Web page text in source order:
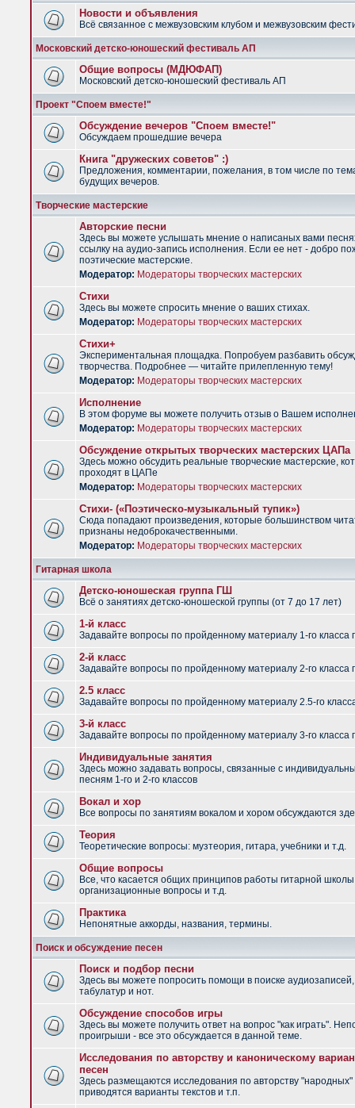
Новости и объявления
Всё связанное с межвузовским клубом и межвузовским
Московский детско-юношеский фестиваль АП
Общие вопросы (МДЮФАП)
Московский детско-юношеский фестиваль АП
Проект "Споем вместе!"
Обсуждение вечеров "Споем вместе!"
Обсуждаем прошедшие вечера
Книга "дружеских советов" :)
Предложения, комментарии, пожелания, в том числе по
будущих вечеров.
Творческие мастерские
Авторские песни
Здесь вы можете услышать мнение о написаных вами
ссылку на аудио-запись исполнения. Если ее нет - добро
поэтические мастерские.
Модератор: Модераторы творческих мастерских
Стихи
Здесь вы можете спросить мнение о ваших стихах.
Модератор: Модераторы творческих мастерских
Стихи+
Экспериментальная площадка. Попробуем разбавить
творчества. Подробнее — читайте прилепленную тему!
Модератор: Модераторы творческих мастерских
Исполнение
В этом форуме вы можете получить отзыв о Вашем
Модератор: Модераторы творческих мастерских
Обсуждение открытых творческих мастерских ЦАПа
Здесь можно обсудить реальные творческие мастерские,
проходят в ЦАПе
Модератор: Модераторы творческих мастерских
Стихи- («Поэтическо-музыкальный тупик»)
Сюда попадают произведения, которые большинством
признаны недоброкачественными.
Модератор: Модераторы творческих мастерских
Гитарная школа
Детско-юношеская группа ГШ
Всё о занятиях детско-юношеской группы (от 7 до 17 лет)
1-й класс
Задавайте вопросы по пройденному материалу 1-го класса
2-й класс
Задавайте вопросы по пройденному материалу 2-го класса
2.5 класс
Задавайте вопросы по пройденному материалу 2.5-го
3-й класс
Задавайте вопросы по пройденному материалу 3-го класса
Индивидуальные занятия
Здесь можно задавать вопросы, связанные с
песням 1-го и 2-го классов
Вокал и хор
Все вопросы по занятиям вокалом и хором обсуждаются
Теория
Теоретические вопросы: музтеория, гитара, учебники и т.д.
Общие вопросы
Все, что касается общих принципов работы гитарной
организационные вопросы и т.д.
Практика
Непонятные аккорды, названия, термины.
Поиск и обсуждение песен
Поиск и подбор песни
Здесь вы можете попросить помощи в поиске аудиозаписей,
табулатур и нот.
Обсуждение способов игры
Здесь вы можете получить ответ на вопрос "как играть".
проигрыши - все это обсуждается в данной теме.
Исследования по авторству и каноническому
песен
Здесь размещаются исследования по авторству "народных"
приводятся варианты текстов и т.п.